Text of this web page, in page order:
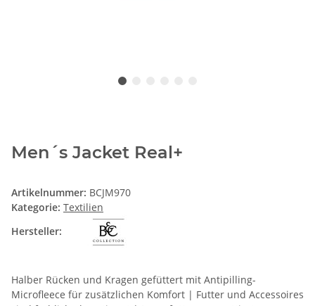
Men´s Jacket Real+
Artikelnummer: BCJM970
Kategorie: Textilien
Hersteller:
Halber Rücken und Kragen gefüttert mit Antipilling-
Microfleece für zusätzlichen Komfort | Futter und Accessoires